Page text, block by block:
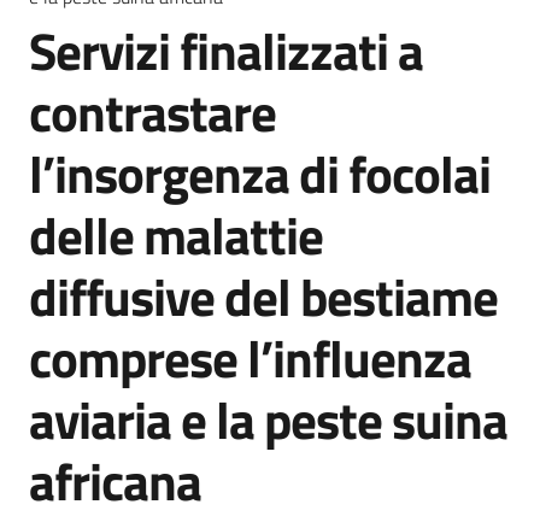
Bandi
strumenti
acquisto
Piattaforme
telematiche
Servizi finalizzati a
contrastare
l’insorgenza di focolai
delle malattie
diffusive del bestiame
comprese l’influenza
aviaria e la peste suina
africana